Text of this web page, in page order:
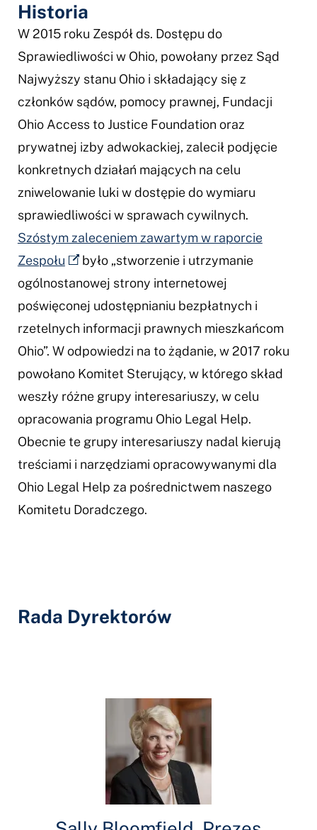
Historia
W 2015 roku Zespół ds. Dostępu do
Sprawiedliwości w Ohio, powołany przez Sąd
Najwyższy stanu Ohio i składający się z
członków sądów, pomocy prawnej, Fundacji
Ohio Access to Justice Foundation oraz
prywatnej izby adwokackiej, zalecił podjęcie
konkretnych działań mających na celu
zniwelowanie luki w dostępie do wymiaru
sprawiedliwości w sprawach cywilnych.
Szóstym zaleceniem zawartym w raporcie
Zespołu
było „stworzenie i utrzymanie
ogólnostanowej strony internetowej
poświęconej udostępnianiu bezpłatnych i
rzetelnych informacji prawnych mieszkańcom
Ohio”. W odpowiedzi na to żądanie, w 2017 roku
powołano Komitet Sterujący, w którego skład
weszły różne grupy interesariuszy, w celu
opracowania programu Ohio Legal Help.
Obecnie te grupy interesariuszy nadal kierują
treściami i narzędziami opracowywanymi dla
Ohio Legal Help za pośrednictwem naszego
Komitetu Doradczego.
Rada Dyrektorów